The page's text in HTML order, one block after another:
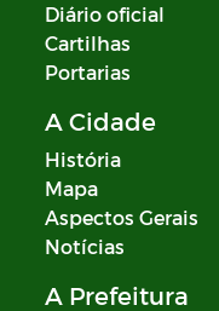
Diário oficial
Cartilhas
Portarias
A Cidade
História
Mapa
Aspectos Gerais
Notícias
A Prefeitura